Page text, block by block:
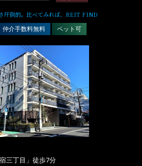
圧倒的。比べてみれば、REIT FIND
仲介手数料無料 ペット可
三丁目」徒歩7分